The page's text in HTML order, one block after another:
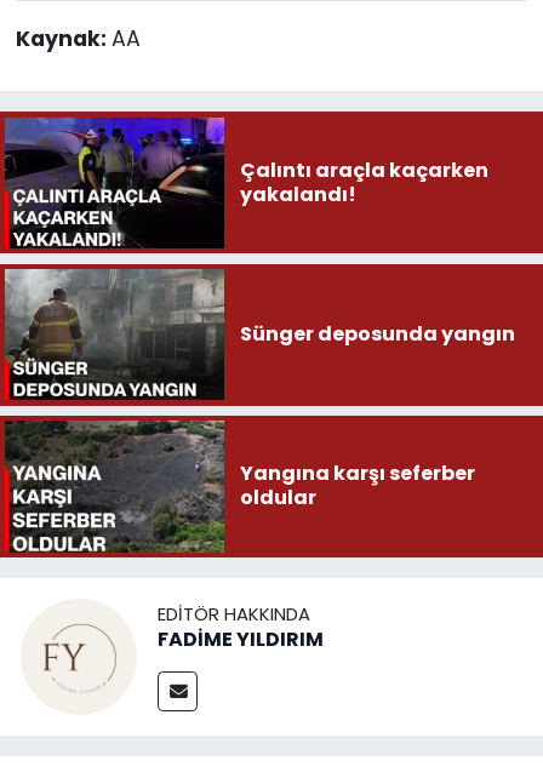
Kaynak: AA
Çalıntı araçla kaçarken
yakalandı!
Sünger deposunda yangın
Yangına karşı seferber
oldular
EDITÖR HAKKINDA
FADİME YILDIRIM